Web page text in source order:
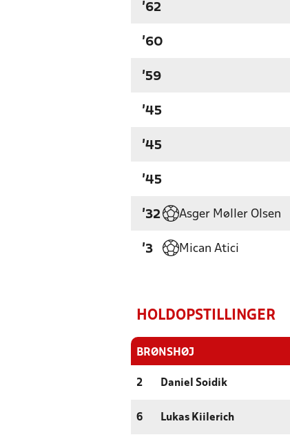
'62
'60
'59
'45
'45
'45
'32 Asger Møller Olsen
'3 Mican Atici
HOLDOPSTILLINGER
BRØNSHØJ
2 Daniel Soidik
6 Lukas Kiilerich